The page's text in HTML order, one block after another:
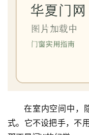
在室内空间中，
式。它不设把手，不